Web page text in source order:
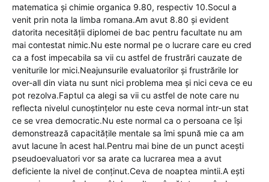
matematica și chimie organica 9.80, respectiv 10.Socul a
venit prin nota la limba romana.Am avut 8.80 și evident
datorita necesității diplomei de bac pentru facultate nu am
mai contestat nimic.Nu este normal pe o lucrare care eu cred
ca a fost impecabila sa vii cu astfel de frustrări cauzate de
veniturile lor mici.Neajunsurile evaluatorilor și frustrările lor
over-all din viata nu sunt nici problema mea și nici ceva ce eu
pot rezolva.Faptul ca alegi sa vii cu astfel de note care nu
reflecta nivelul cunoștințelor nu este ceva normal intr-un stat
ce se vrea democratic.Nu este normal ca o persoana ce își
demonstrează capacitățile mentale sa îmi spună mie ca am
avut lacune în acest hal.Pentru mai bine de un punct acești
pseudoevaluatori vor sa arate ca lucrarea mea a avut
deficiente la nivel de conținut.Ceva de noaptea mintii.A ești